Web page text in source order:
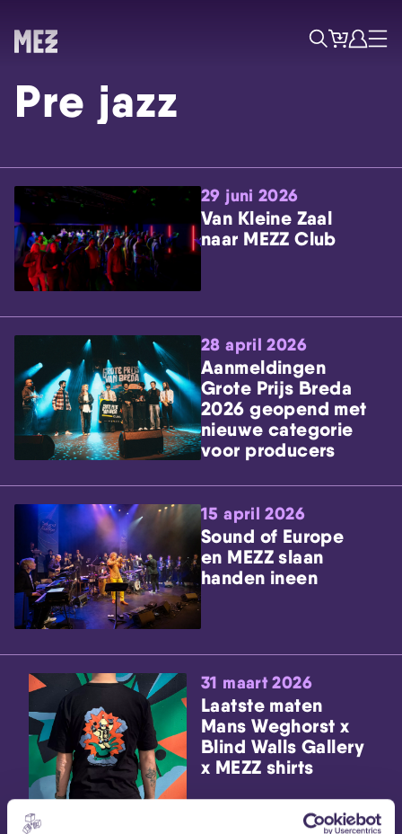
Skip navigatie
ZoekTicketsAccount
Menu
Pre jazz
29 juni 2026
Van Kleine Zaal
naar MEZZ Club
28 april 2026
Aanmeldingen
Grote Prijs Breda
2026 geopend met
nieuwe categorie
voor producers
15 april 2026
Sound of Europe
en MEZZ slaan
handen ineen
31 maart 2026
Laatste maten
Mans Weghorst x
Blind Walls Gallery
x MEZZ shirts